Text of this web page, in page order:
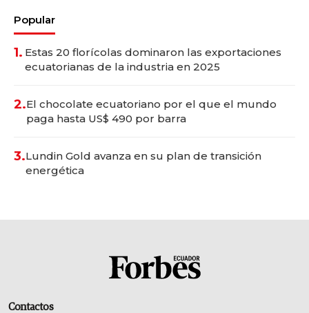
Popular
1. Estas 20 florícolas dominaron las exportaciones
ecuatorianas de la industria en 2025
2.El chocolate ecuatoriano por el que el mundo
paga hasta US$ 490 por barra
3.Lundin Gold avanza en su plan de transición
energética
Contactos